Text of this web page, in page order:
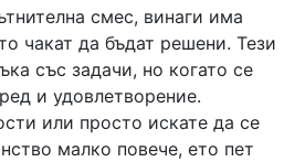
смес, винаги има
чакат да бъдат решени. Тези
със задачи, но когато се
и удовлетворение.
или просто искате да се
малко повече, ето пет